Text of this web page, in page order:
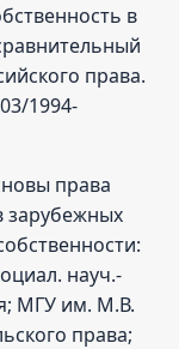
в
права.
1994-
права
зарубежных
науч.-
МГУ им. М.В.
права;